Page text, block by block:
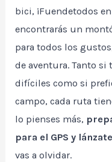
bici, ¡Fuendetodos
encontrarás un
para todos los
de aventura. Tanto si
difíciles como si
campo, cada ruta
lo pienses más,
para el GPS y lánzate
vas a olvidar.